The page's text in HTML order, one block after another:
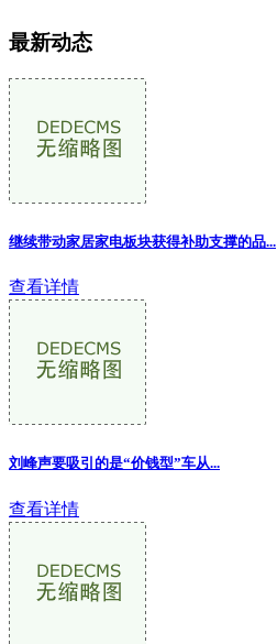
最新动态
继续带动家居家电板块获得补助支撑的品...
查看详情
刘峰声要吸引的是“价钱型”车从...
查看详情